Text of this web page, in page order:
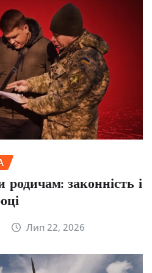
родичам: законність і
Лип 22, 2026